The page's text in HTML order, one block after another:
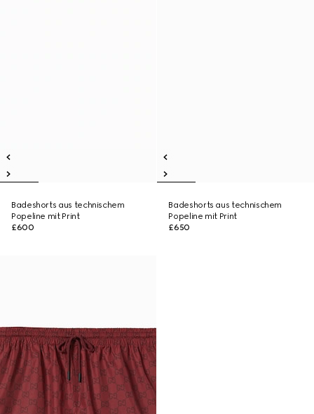
Badeshorts aus technischem
Popeline mit Print
£600
Badeshorts aus technischem
Popeline mit Print
£650